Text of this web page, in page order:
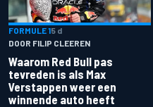
FORMULE 15 d
DOOR FILIP CLEEREN
Waarom Red Bull pas
tevreden is als Max
Verstappen weer een
winnende auto heeft